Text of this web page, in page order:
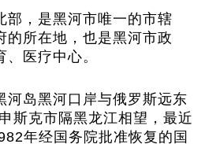
部，是黑河市唯一的市辖
的所在地，也是黑河市政
医疗中心。
河岛黑河口岸与俄罗斯远东
斯克市隔黑龙江相望，最近
年经国务院批准恢复的国